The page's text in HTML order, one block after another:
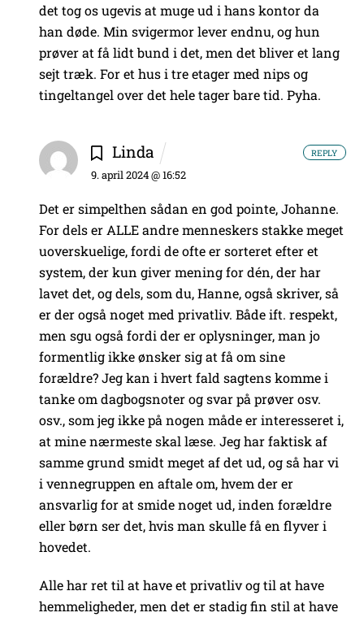
det tog os ugevis at muge ud i hans kontor da
han døde. Min svigermor lever endnu, og hun
prøver at få lidt bund i det, men det bliver et lang
sejt træk. For et hus i tre etager med nips og
tingeltangel over det hele tager bare tid. Pyha.
Linda
9. april 2024 @ 16:52
Det er simpelthen sådan en god pointe, Johanne.
For dels er ALLE andre menneskers stakke meget
uoverskuelige, fordi de ofte er sorteret efter et
system, der kun giver mening for dén, der har
lavet det, og dels, som du, Hanne, også skriver, så
er der også noget med privatliv. Både ift. respekt,
men sgu også fordi der er oplysninger, man jo
formentlig ikke ønsker sig at få om sine
forældre? Jeg kan i hvert fald sagtens komme i
tanke om dagbogsnoter og svar på prøver osv.
osv., som jeg ikke på nogen måde er interesseret i,
at mine nærmeste skal læse. Jeg har faktisk af
samme grund smidt meget af det ud, og så har vi
i vennegruppen en aftale om, hvem der er
ansvarlig for at smide noget ud, inden forældre
eller børn ser det, hvis man skulle få en flyver i
hovedet.
Alle har ret til at have et privatliv og til at have
hemmeligheder, men det er stadig fin stil at have
REPLY